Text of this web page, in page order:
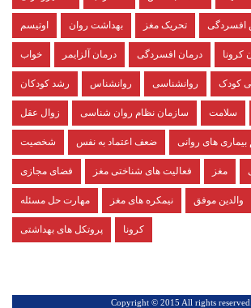
اوتیسم بهداشت روان تحریک مغز
خواب درمان آلزایمر درمان افسردگی کرونا
رشد کودکان روانشناس روانشناسی کودک
زوال عقل سازمان نظام روان شناسی سلامت
شخصیت ضعف اعتماد به نفس بیماری های روانی
فضای مجازی فعالیت های شناختی مغز مغز
مهارت حل مسئله نیمکره های مغز والدین موفق
پروتکل های بهداشتی کرونا
.Copyright © 2015 All rights reserved